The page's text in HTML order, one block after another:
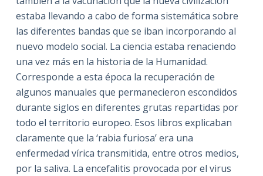
estaba llevando a cabo de forma sistemática sobre
las diferentes bandas que se iban incorporando al
nuevo modelo social. La ciencia estaba renaciendo
una vez más en la historia de la Humanidad.
Corresponde a esta época la recuperación de
algunos manuales que permanecieron escondidos
durante siglos en diferentes grutas repartidas por
todo el territorio europeo. Esos libros explicaban
claramente que la ‘rabia furiosa’ era una
enfermedad vírica transmitida, entre otros medios,
por la saliva. La encefalitis provocada por el virus